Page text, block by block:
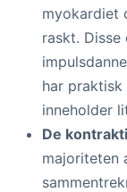
myokardiet
raskt. Disse
har
inneholder
De
majoriteten